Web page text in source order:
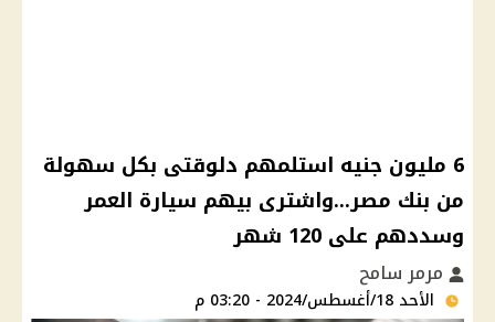
6 مليون جنيه استلمهم دلوقتى بكل سهولة
من بنك مصر...واشترى بيهم سيارة العمر
وسددهم على 120 شهر
مرمر سامح
الأحد 18/أغسطس/2024 - 03:20 م